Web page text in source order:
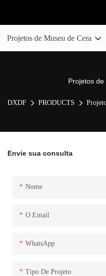
Projetos de Museu de Cera
Projetos
DXDF PRODUCTS
Envie sua consulta
Nome
O Email
WhatsApp
Tipo De Projeto